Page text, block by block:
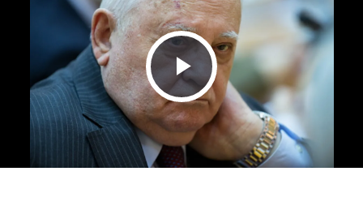
Play Video